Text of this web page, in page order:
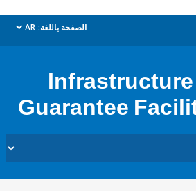
الصفحة باللغة: AR
dropdown
Guarantee